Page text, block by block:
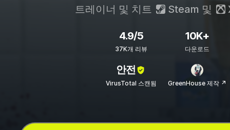
트레이너 및 치트 Steam 및
4.9/5
37K개 리뷰
10K+
다운로드
안전
VirusTotal 스캔됨 GreenHouse 제작 ↗